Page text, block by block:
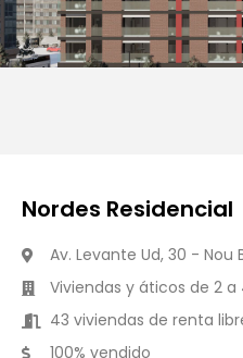
Nordes Residencial
Av. Levante Ud, 30 - Nou
Viviendas y áticos de 2
43 viviendas de renta
100% vendido